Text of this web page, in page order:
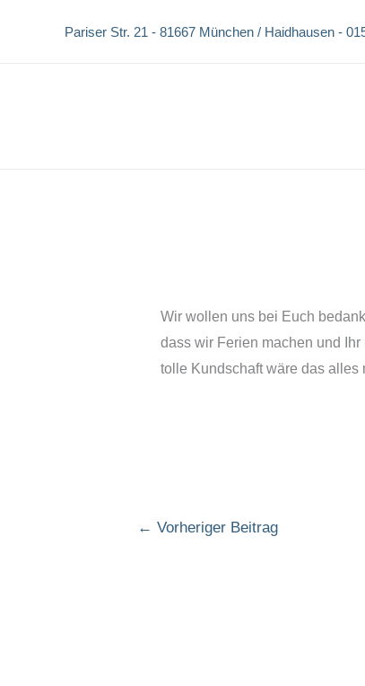
Pariser Str. 21 - 81667 München / Haidhausen -
Wir wollen uns bei Euch
dass wir Ferien machen und
tolle Kundschaft wäre das alles
← Vorheriger Beitrag